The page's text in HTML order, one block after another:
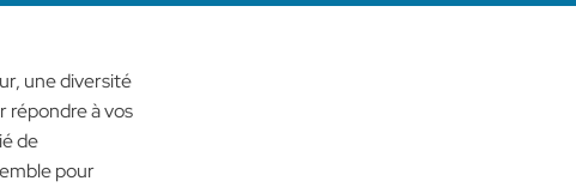
une diversité
répondre à vos
de
pour